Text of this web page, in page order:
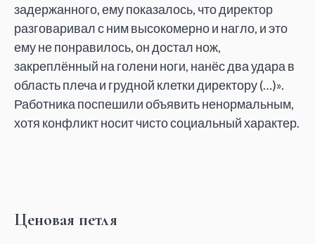
задержанного, ему показалось, что директор
разговаривал с ним высокомерно и нагло, и это
ему не понравилось, он достал нож,
закреплённый на голени ноги, нанёс два удара в
область плеча и грудной клетки директору (…)».
Работника поспешили объявить ненормальным,
хотя конфликт носит чисто социальный характер.
Ценовая петля